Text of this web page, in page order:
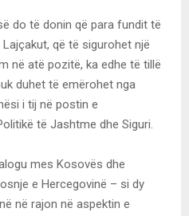
do të donin që para fundit të
që të sigurohet një
në atë pozitë, ka edhe të tillë
duhet të emërohet nga
i tij në postin e
të Jashtme dhe Siguri.
mes Kosovës dhe
e Hercegovinë – si dy
në rajon në aspektin e